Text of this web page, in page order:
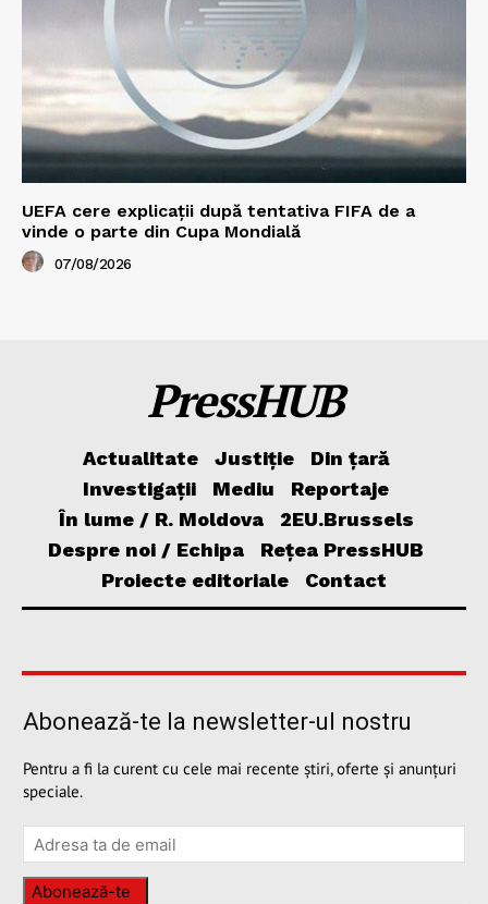
UEFA cere explicații după tentativa FIFA de a
vinde o parte din Cupa Mondială
07/08/2026
PressHUB
Actualitate Justiție
Din țară
Investigații
Mediu
Reportaje
În lume / R. Moldova
2EU.Brussels
Despre noi / Echipa
Rețea PressHUB
Proiecte editoriale
Contact
Abonează-te la newsletter-ul nostru
Pentru a fi la curent cu cele mai recente știri, oferte și anunțuri
speciale.
Abonează-te